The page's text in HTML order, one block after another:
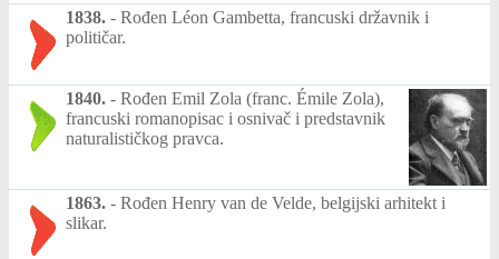
1838. - Rođen Léon Gambetta, francuski državnik i
političar.
1840. - Rođen Emil Zola (franc. Émile Zola),
francuski romanopisac i osnivač i predstavnik
naturalističkog pravca.
1863. - Rođen Henry van de Velde, belgijski arhitekt i
slikar.